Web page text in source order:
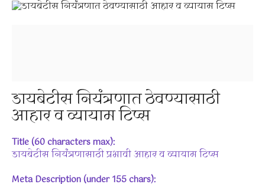
डायबेटीस नियंत्रणात ठेवण्यासाठी
आहार व व्यायाम टिप्स
Title (60 characters max):
डायबेटीस नियंत्रणासाठी प्रभावी आहार व व्यायाम टिप्स
Meta Description (under 155 chars):